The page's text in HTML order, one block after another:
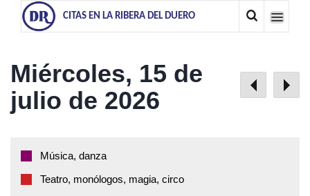
CITAS EN LA RIBERA DEL DUERO
Miércoles, 15 de
julio de 2026
Música, danza
Teatro, monólogos, magia, circo